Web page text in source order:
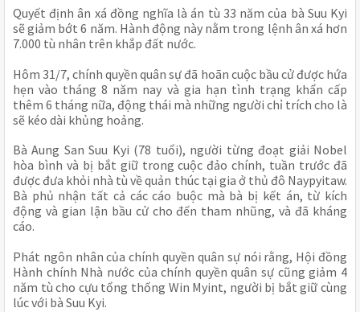
Quyết định ân xá đồng nghĩa là án tù 33 năm của bà Suu Kyi
sẽ giảm bớt 6 năm. Hành động này nằm trong lệnh ân xá hơn
7.000 tù nhân trên khắp đất nước.
Hôm 31/7, chính quyền quân sự đã hoãn cuộc bầu cử được hứa
hẹn vào tháng 8 năm nay và gia hạn tình trạng khẩn cấp
thêm 6 tháng nữa, động thái mà những người chỉ trích cho là
sẽ kéo dài khủng hoảng.
Bà Aung San Suu Kyi (78 tuổi), người từng đoạt giải Nobel
hòa bình và bị bắt giữ trong cuộc đảo chính, tuần trước đã
được đưa khỏi nhà tù về quản thúc tại gia ở thủ đô Naypyitaw.
Bà phủ nhận tất cả các cáo buộc mà bà bị kết án, từ kích
động và gian lận bầu cử cho đến tham nhũng, và đã kháng
cáo.
Phát ngôn nhân của chính quyền quân sự nói rằng, Hội đồng
Hành chính Nhà nước của chính quyền quân sự cũng giảm 4
năm tù cho cựu tổng thống Win Myint, người bị bắt giữ cùng
lúc với bà Suu Kyi.